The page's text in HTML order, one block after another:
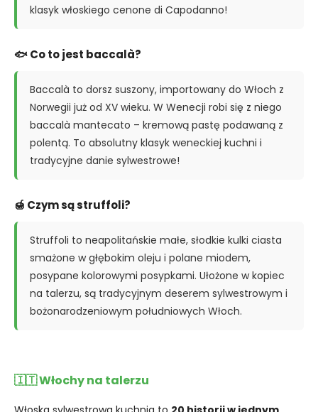
klasyk włoskiego cenone di Capodanno!
🐟 Co to jest baccalà?
Baccalà to dorsz suszony, importowany do Włoch z
Norwegii już od XV wieku. W Wenecji robi się z niego
baccalà mantecato – kremową pastę podawaną z
polentą. To absolutny klasyk weneckiej kuchni i
tradycyjne danie sylwestrowe!
🍯 Czym są struffoli?
Struffoli to neapolitańskie małe, słodkie kulki ciasta
smażone w głębokim oleju i polane miodem,
posypane kolorowymi posypkami. Ułożone w kopiec
na talerzu, są tradycyjnym deserem sylwestrowym i
bożonarodzeniowym południowych Włoch.
🇮🇹 Włochy na talerzu